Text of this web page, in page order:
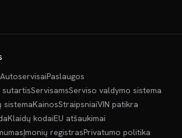
AutoservisaiPaslaugos
sutartisServisamsServiso valdymo sistema
sistemaKainosStraipsniaiVIN patikra
Klaidų kodaiEU atšaukimai
Įmonių registrasPrivatumo politika